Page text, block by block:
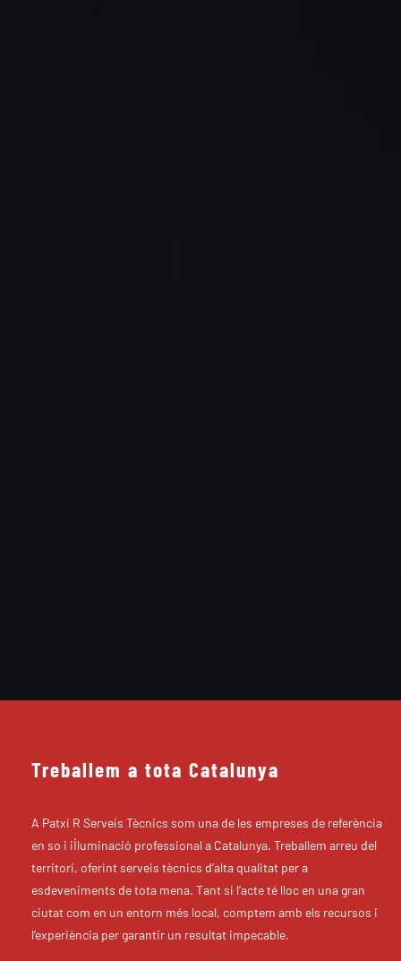
Treballem a tota Catalunya
A Patxi R Serveis Tècnics som una de les empreses de referència
en so i il·luminació professional a Catalunya. Treballem arreu del
territori, oferint serveis tècnics d’alta qualitat per a
esdeveniments de tota mena. Tant si l’acte té lloc en una gran
ciutat com en un entorn més local, comptem amb els recursos i
l’experiència per garantir un resultat impecable.